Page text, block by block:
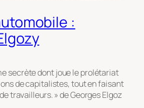
:
secrète dont joue le prolétariat
de capitalistes, tout en faisant
travailleurs. » de Georges Elgoz